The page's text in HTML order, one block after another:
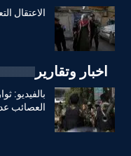
الاعتقال
اخبار وتقارير
بالفيديو:
العصائب